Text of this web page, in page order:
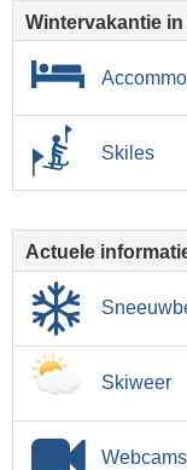
Wintervakantie in
Skiles
Actuele
Skiweer
Webcams